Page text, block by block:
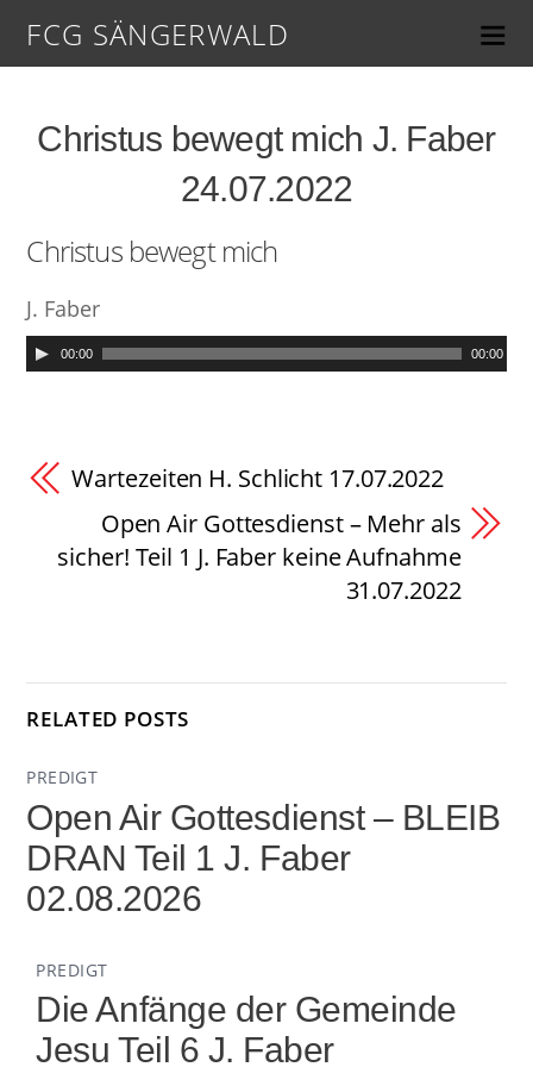
FCG SÄNGERWALD
Christus bewegt mich J. Faber
24.07.2022
Christus bewegt mich
J. Faber
00:00 00:00
Wartezeiten H. Schlicht 17.07.2022
Open Air Gottesdienst – Mehr als
sicher! Teil 1 J. Faber keine Aufnahme
31.07.2022
RELATED POSTS
PREDIGT
Open Air Gottesdienst – BLEIB
DRAN Teil 1 J. Faber
02.08.2026
PREDIGT
Die Anfänge der Gemeinde
Jesu Teil 6 J. Faber